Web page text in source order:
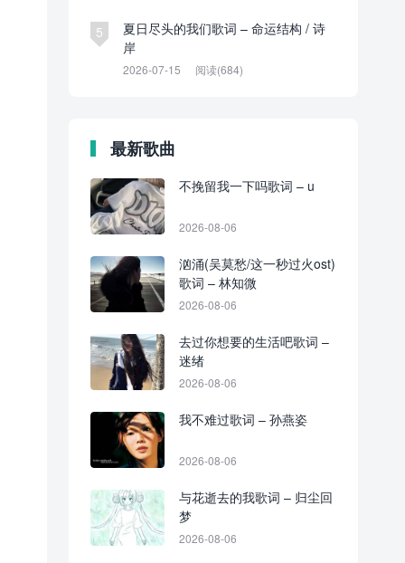
5
夏日尽头的我们歌词 – 命运结构 / 诗
岸
2026-07-15 阅读(684)
最新歌曲
不挽留我一下吗歌词 – u
2026-08-06
汹涌(吴莫愁/这一秒过火ost)
歌词 – 林知微
2026-08-06
去过你想要的生活吧歌词 –
迷绪
2026-08-06
我不难过歌词 – 孙燕姿
2026-08-06
与花逝去的我歌词 – 归尘回
梦
2026-08-06